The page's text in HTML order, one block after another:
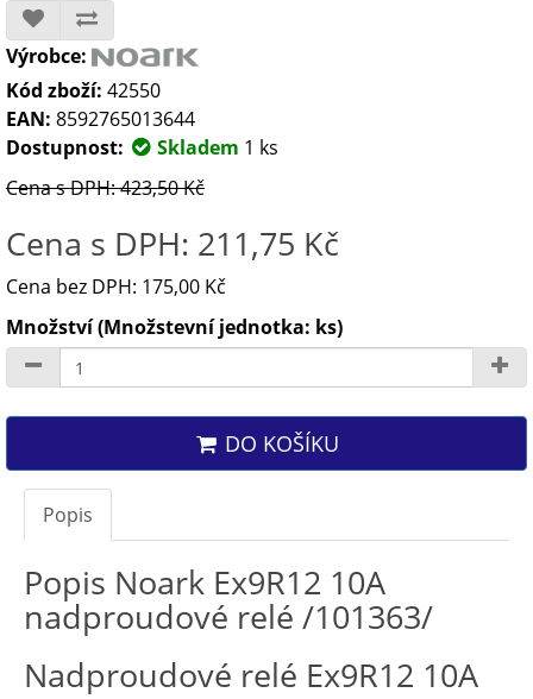
Výrobce:
Kód zboží: 42550
EAN: 8592765013644
Dostupnost:
Skladem 1 ks
Cena s DPH: 423,50 Kč
Cena s DPH: 211,75 Kč
Cena bez DPH: 175,00 Kč
Množství (Množstevní jednotka: ks)
DO KOŠÍKU
Popis
Popis Noark Ex9R12 10A
nadproudové relé /101363/
Nadproudové relé Ex9R12 10A